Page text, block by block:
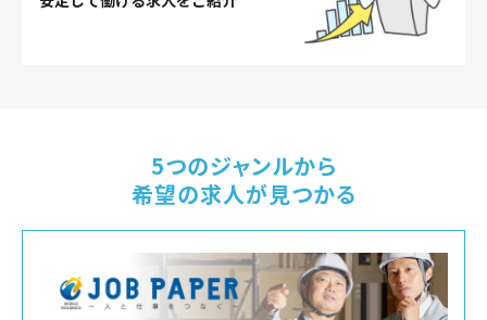
5つのジャンルから
希望の求人が見つかる